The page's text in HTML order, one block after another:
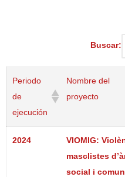
Buscar:
Periodo
de
ejecución
Nombre del
proyecto
2024
VIOMIG:
masclistes
social i